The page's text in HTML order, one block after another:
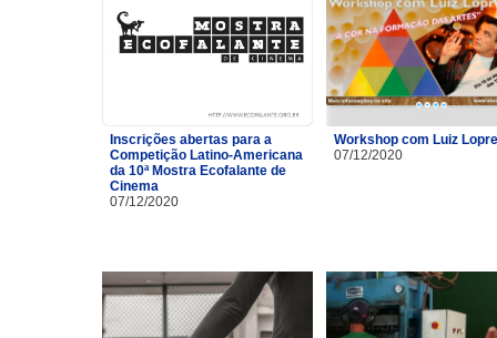
Inscrições abertas para a
Competição Latino-Americana
da 10ª Mostra Ecofalante de
Cinema
07/12/2020
Workshop com Luiz
07/12/2020